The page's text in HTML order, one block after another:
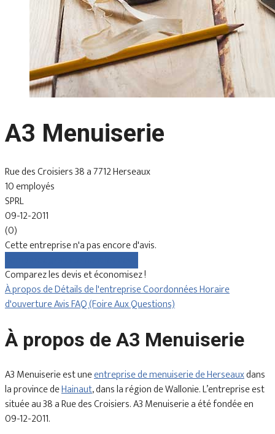
A3 Menuiserie
Rue des Croisiers 38 a 7712 Herseaux
10 employés
SPRL
09-12-2011
(0)
Cette entreprise n'a pas encore d'avis.
Comparez les devis et économisez !
À propos deDétails de l'entrepriseCoordonnéesHoraire
d'ouvertureAvisFAQ (Foire Aux Questions)
À propos de A3 Menuiserie
A3 Menuiserie est uneentreprise de menuiserie de Herseauxdans
la province deHainaut, dans la région de Wallonie. L’entreprise est
située au 38 a Rue des Croisiers. A3 Menuiserie a été fondée en
09-12-2011.